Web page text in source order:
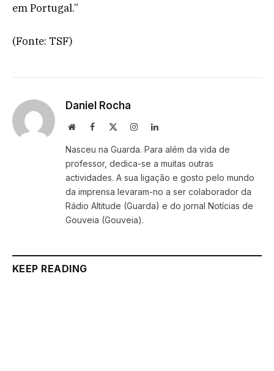
em Portugal.”
(Fonte: TSF)
Daniel Rocha
WebsiteFacebook InstagramLinkedIn
Nasceu na Guarda. Para além da vida de
professor, dedica-se a muitas outras
actividades. A sua ligação e gosto pelo mundo
da imprensa levaram-no a ser colaborador da
Rádio Altitude (Guarda) e do jornal Notícias de
Gouveia (Gouveia).
KEEP READING